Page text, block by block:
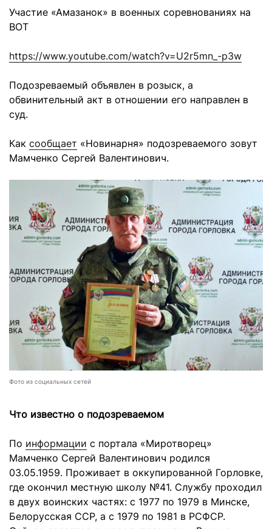
Участие «Амазанок» в военных соревнованиях на
ВОТ
https://www.youtube.com/watch?v=U2r5mn_-p3w
Подозреваемый объявлен в розыск, а
обвинительный акт в отношении его направлен в
суд.
Как сообщает «Новинарня» подозреваемого зовут
Мамченко Сергей Валентинович.
Фото из социальных сетей
Что известно о подозреваемом
По информации с портала «Миротворец»
Мамченко Сергей Валентинович родился
03.05.1959. Проживает в оккупированной Горловке,
где окончил местную школу №41. Службу проходил
в двух воинских частях: с 1977 по 1979 в Минске,
Белорусская ССР, а с 1979 по 1981 в РСФСР.